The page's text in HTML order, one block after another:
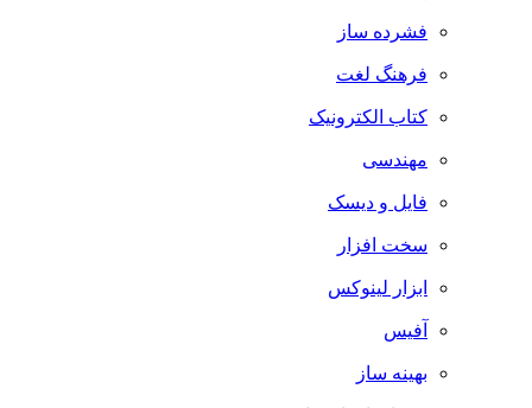
فشرده ساز
فرهنگ لغت
کتاب الکترونیک
مهندسی
فایل و دیسک
سخت افزار
ابزار لینوکس
آفیس
بهینه ساز